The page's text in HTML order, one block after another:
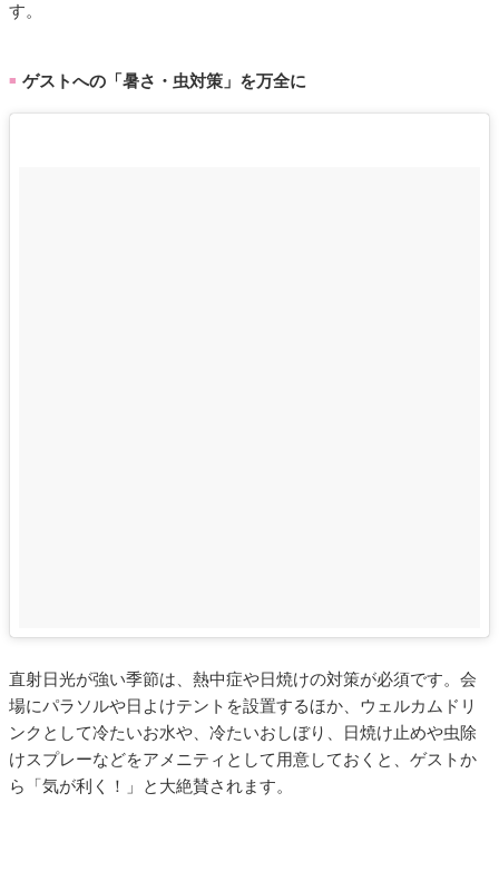
す。
■ ゲストへの「暑さ・虫対策」を万全に
直射日光が強い季節は、熱中症や日焼けの対策が必須です。会
場にパラソルや日よけテントを設置するほか、ウェルカムドリ
ンクとして冷たいお水や、冷たいおしぼり、日焼け止めや虫除
けスプレーなどをアメニティとして用意しておくと、ゲストか
ら「気が利く！」と大絶賛されます。